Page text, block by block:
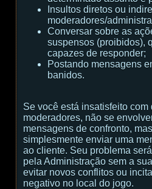
Insultos diretos ou
moderadores/
Conversar sobre as
suspensos (proibidos),
capazes de responder;
Postando mensagens
banidos.
Se você está insatisfeito
moderadores, não se
mensagens de confronto,
simplesmente enviar uma
ao cliente. Seu problema
pela Administração sem a
evitar novos conflitos ou
negativo no local do jogo.